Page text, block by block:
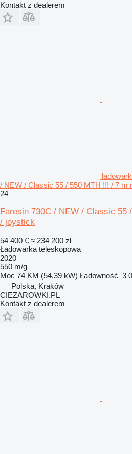
Kontakt z dealerem
/ NEW / Classic 55 / 550 MTH !!! / 7 m
24
Faresin 730C / NEW / Classic 55
/ joystick
54 400 € ≈ 234 200 zł
Ładowarka teleskopowa
2020
550 m/g
Moc 74 KM (54.39 kW) Ładowność 3
Polska, Kraków
CIEZAROWKI.PL
Kontakt z dealerem